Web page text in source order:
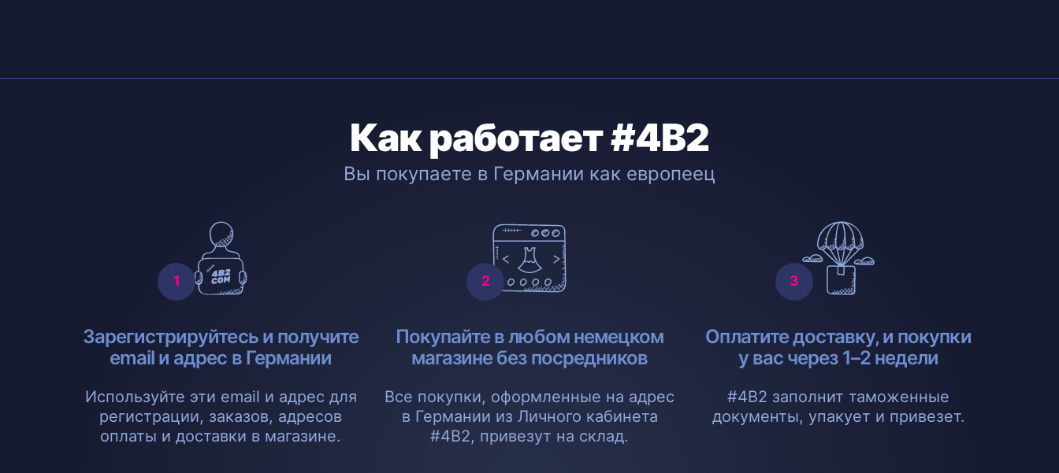
Как работает #4B2
Вы покупаете в Германии как европеец
Зарегистрируйтесь и получите
email и адрес в Германии
Используйте эти email и адрес для
регистрации, заказов, адресов
оплаты и доставки в магазине.
Покупайте в любом немецком
магазине без посредников
Все покупки, оформленные на адрес
в Германии из Личного кабинета
#4B2, привезут на склад.
Оплатите доставку, и покупки
у вас через 1–2 недели
#4B2 заполнит таможенные
документы, упакует и привезет.